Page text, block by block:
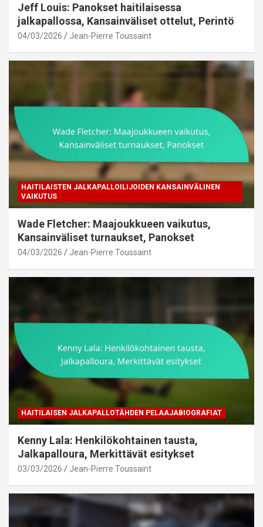
Jeff Louis: Panokset haitilaisessa
jalkapallossa, Kansainväliset ottelut, Perintö
04/03/2026 Jean-Pierre Toussaint
HAITILAISTEN JALKAPALLOILIJOIDEN KANSAINVÄLINEN
VAIKUTUS
Wade Fletcher: Maajoukkueen vaikutus,
Kansainväliset turnaukset, Panokset
04/03/2026 Jean-Pierre Toussaint
HAITILAISEN JALKAPALLOTÄHDEN PELAAJABIOGRAFIAT
Kenny Lala: Henkilökohtainen tausta,
Jalkapalloura, Merkittävät esitykset
03/03/2026 Jean-Pierre Toussaint